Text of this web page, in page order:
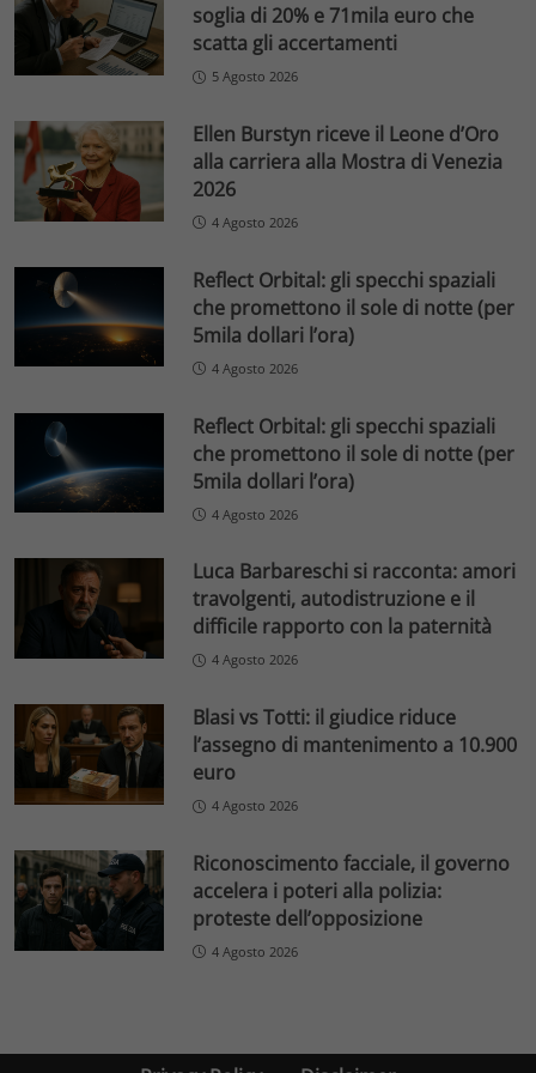
soglia di 20% e 71mila euro che
scatta gli accertamenti
5 Agosto 2026
Ellen Burstyn riceve il Leone d’Oro
alla carriera alla Mostra di Venezia
2026
4 Agosto 2026
Reflect Orbital: gli specchi spaziali
che promettono il sole di notte (per
5mila dollari l’ora)
4 Agosto 2026
Reflect Orbital: gli specchi spaziali
che promettono il sole di notte (per
5mila dollari l’ora)
4 Agosto 2026
Luca Barbareschi si racconta: amori
travolgenti, autodistruzione e il
difficile rapporto con la paternità
4 Agosto 2026
Blasi vs Totti: il giudice riduce
l’assegno di mantenimento a 10.900
euro
4 Agosto 2026
Riconoscimento facciale, il governo
accelera i poteri alla polizia:
proteste dell’opposizione
4 Agosto 2026